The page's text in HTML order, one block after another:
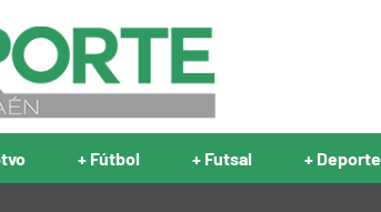
+ Fútbol + Futsal + Deporte